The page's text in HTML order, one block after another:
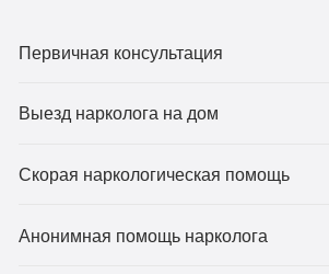
Первичная консультация
Выезд нарколога на дом
Скорая наркологическая помощь
Анонимная помощь нарколога